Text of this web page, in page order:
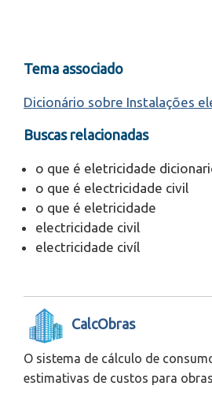
Tema associado
Dicionário sobre Instalações
Buscas relacionadas
o que é eletricidade
o que é electricidade civil
o que é eletricidade
electricidade civil
electricidade civíl
CalcObras
O sistema de cálculo de
estimativas de custos para